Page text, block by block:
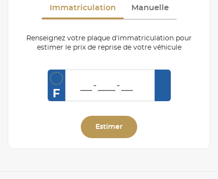
Immatriculation Manuelle
Renseignez votre plaque d’immatriculation pour
estimer le prix de reprise de votre véhicule
F
Estimer